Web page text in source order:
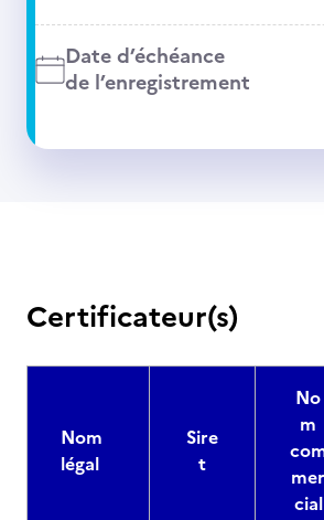
Date d’échéance
de l’enregistrement
Certificateur(s)
Nom
légal
Sire
t
No
m
mer
cial